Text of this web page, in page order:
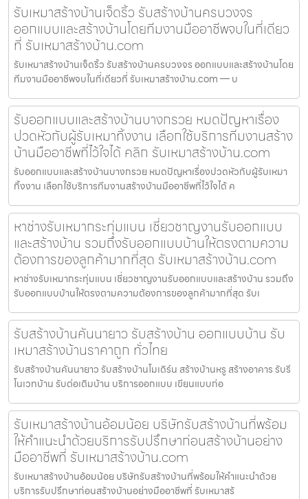
รับเหมาสร้างบ้านเจ็ดริ้ว รับสร้างบ้านครบวงจร
ออกแบบและสร้างบ้านโดยทีมงานมืออาชีพจบในที่เดียว
ที่ รับเหมาสร้างบ้าน.com
รับเหมาสร้างบ้านเจ็ดริ้ว รับสร้างบ้านครบวงจร ออกแบบและสร้างบ้านโดย
ทีมงานมืออาชีพจบในที่เดียวที่ รับเหมาสร้างบ้าน.com — บ
รับออกแบบและสร้างบ้านบางกรวย หมดปัญหาเรื่อง
ปวดหัวกับผู้รับเหมาทิ้งงาน เลือกใช้บริการทีมงานสร้าง
บ้านมืออาชีพที่ไว้ใจได้ คลิก รับเหมาสร้างบ้าน.com
รับออกแบบและสร้างบ้านบางกรวย หมดปัญหาเรื่องปวดหัวกับผู้รับเหมา
ทิ้งงาน เลือกใช้บริการทีมงานสร้างบ้านมืออาชีพที่ไว้ใจได้ ค
หาช่างรับเหมากระทุ่มแบน เชี่ยวชาญงานรับออกแบบ
และสร้างบ้าน รวมถึงรับออกแบบบ้านให้ตรงตามความ
ต้องการของลูกค้ามากที่สุด รับเหมาสร้างบ้าน.com
หาช่างรับเหมากระทุ่มแบน เชี่ยวชาญงานรับออกแบบและสร้างบ้าน รวมถึง
รับออกแบบบ้านให้ตรงตามความต้องการของลูกค้ามากที่สุด รับเ
รับสร้างบ้านคันนายาว รับสร้างบ้าน ออกแบบบ้าน รับ
เหมาสร้างบ้านราคาถูก ทั่วไทย
รับสร้างบ้านคันนายาว รับสร้างบ้านโมเดิร์น สร้างบ้านหรู สร้างอาคาร รับรี
โนเวทบ้าน รับต่อเติมบ้าน บริการออกแบบ เขียนแบบก่อ
รับเหมาสร้างบ้านอ้อมน้อย บริษัทรับสร้างบ้านที่พร้อม
ให้คำแนะนำด้วยบริการรับปรึกษาก่อนสร้างบ้านอย่าง
มืออาชีพที่ รับเหมาสร้างบ้าน.com
รับเหมาสร้างบ้านอ้อมน้อย บริษัทรับสร้างบ้านที่พร้อมให้คำแนะนำด้วย
บริการรับปรึกษาก่อนสร้างบ้านอย่างมืออาชีพที่ รับเหมาสร้